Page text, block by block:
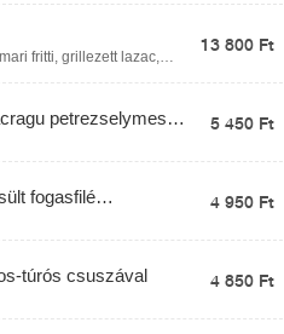
fritti, grillezett lazac,
13 800 Ft
petrezselymes
5 450 Ft
fogasfilé
4 950 Ft
túrós csuszával 4 850 Ft